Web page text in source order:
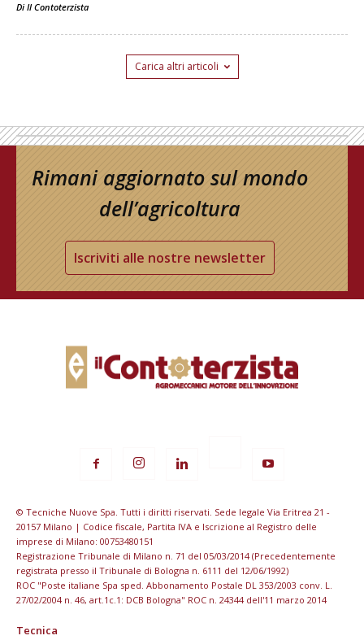
Di Il Contoterzista
Carica altri articoli
Rimani aggiornato sul mondo
dell’agricoltura
Iscriviti alle nostre newsletter
© Tecniche Nuove Spa. Tutti i diritti riservati. Sede legale Via Eritrea 21 -
20157 Milano | Codice fiscale, Partita IVA e Iscrizione al Registro delle
imprese di Milano: 00753480151
Registrazione Tribunale di Milano n. 71 del 05/03/2014 (Precedentemente
registrata presso il Tribunale di Bologna n. 6111 del 12/06/1992)
ROC "Poste italiane Spa sped. Abbonamento Postale DL 353/2003 conv. L.
27/02/2004 n. 46, art.1c.1: DCB Bologna" ROC n. 24344 dell'11 marzo 2014
Tecnica